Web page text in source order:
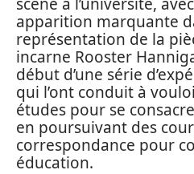
apparition marquante
représentation de la
incarne Rooster
début d’une série
qui l’ont conduit à
études pour se
en poursuivant des
correspondance pour
éducation.